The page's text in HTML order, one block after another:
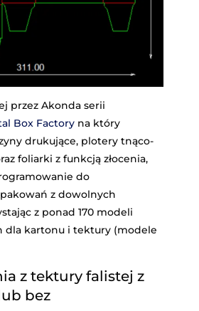
przez Akonda serii
Box Factory na który
drukujące, plotery tnąco-
foliarki z funkcją złocenia,
do
z dowolnych
z ponad 170 modeli
dla kartonu i tektury (modele
z tektury falistej z
bez